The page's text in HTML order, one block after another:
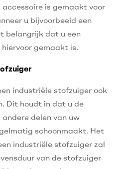
is gemaakt voor
u bijvoorbeeld een
belangrijk dat u een
gemaakt is.
industriële stofzuiger ook
Dit houdt in dat u de
delen van uw
schoonmaakt. Het
industriële stofzuiger zal
van de stofzuiger